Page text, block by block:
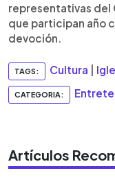
representativas del
que participan año
devoción.
TAGS: Cultura
CATEGORIA:
Artículos